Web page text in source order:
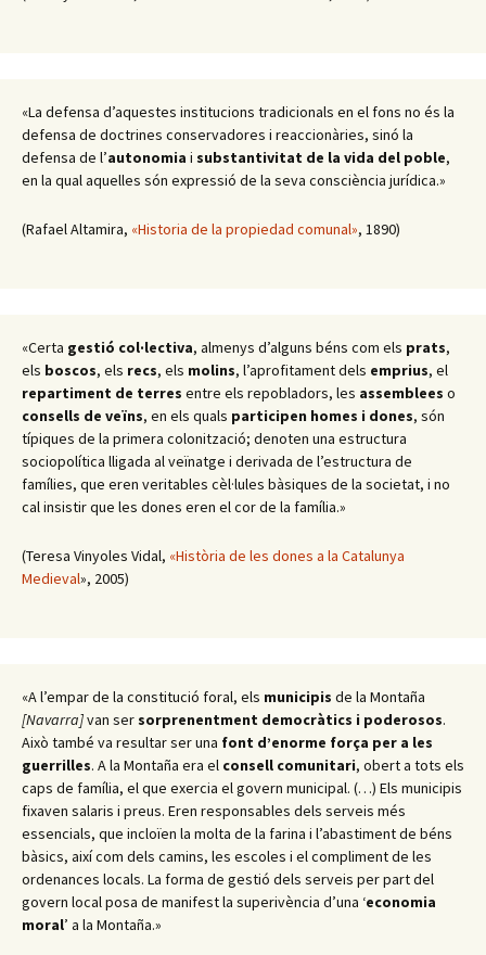
«La defensa d’aquestes institucions tradicionals en el fons no és la
defensa de doctrines conservadores i reaccionàries, sinó la
defensa de l’autonomia i substantivitat de la vida del poble,
en la qual aquelles són expressió de la seva consciència jurídica.»
(Rafael Altamira, «Historia de la propiedad comunal», 1890)
«Certa gestió col·lectiva, almenys d’alguns béns com els prats,
els boscos, els recs, els molins, l’aprofitament dels emprius, el
repartiment de terres entre els repobladors, les assemblees o
consells de veïns, en els quals participen homes i dones, són
típiques de la primera colonització; denoten una estructura
sociopolítica lligada al veïnatge i derivada de l’estructura de
famílies, que eren veritables cèl·lules bàsiques de la societat, i no
cal insistir que les dones eren el cor de la família.»
(Teresa Vinyoles Vidal, «Història de les dones a la Catalunya
Medieval», 2005)
«A l’empar de la constitució foral, els municipis de la Montaña
[Navarra]van ser sorprenentment democràtics i poderosos.
Això també va resultar ser una font d’enorme força per a les
guerrilles. A la Montaña era el consell comunitari, obert a tots els
caps de família, el que exercia el govern municipal. (…) Els municipis
fixaven salaris i preus. Eren responsables dels serveis més
essencials, que incloïen la molta de la farina i l’abastiment de béns
bàsics, així com dels camins, les escoles i el compliment de les
ordenances locals. La forma de gestió dels serveis per part del
govern local posa de manifest la superivència d’una ‘economia
moral’ a la Montaña.»